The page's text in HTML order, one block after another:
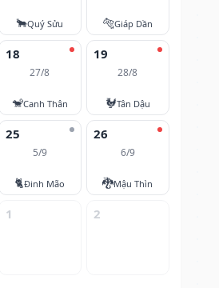
🐂Quý Sửu 🐅Giáp Dần
18
27/8
🐒Canh Thân
19
28/8
🐓Tân Dậu
25
5/9
🐈Đinh Mão
26
6/9
🐉Mậu Thìn
1 2